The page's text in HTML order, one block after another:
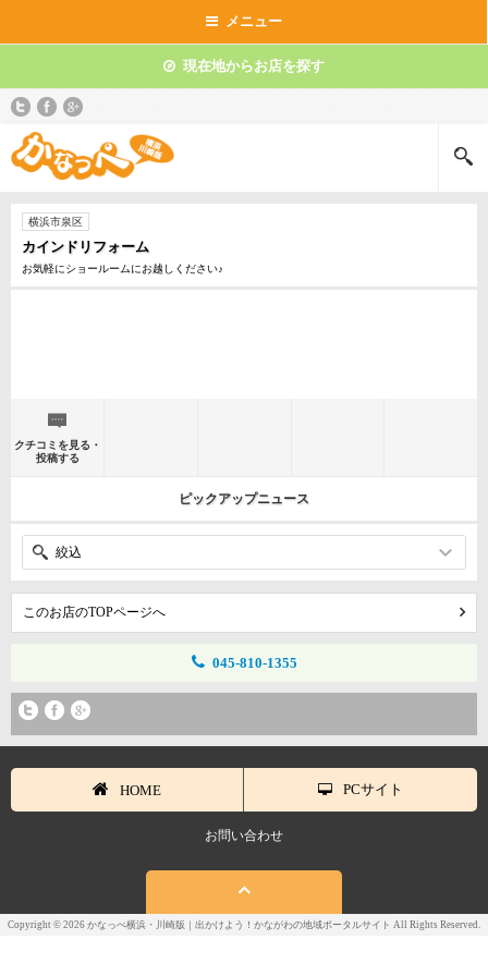
メニュー
現在地からお店を探す
横浜市泉区
カインドリフォーム
お気軽にショールームにお越しください♪
クチコミを見る・
投稿する
ピックアップニュース
絞込
このお店のTOPページへ
045-810-1355
HOME PCサイト
お問い合わせ
Copyright © 2026 かなっぺ横浜・川崎版｜出かけよう！かながわの地域ポータルサイト All Rights Reserved.